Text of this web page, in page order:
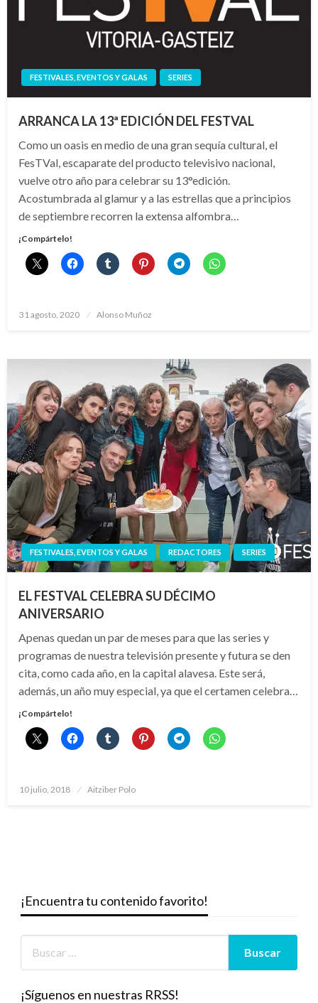
FESTIVALES, EVENTOS Y GALAS SERIES
ARRANCA LA 13ª EDICIÓN DEL FESTVAL
Como un oasis en medio de una gran sequía cultural, el
FesTVal, escaparate del producto televisivo nacional,
vuelve otro año para celebrar su 13°edición.
Acostumbrada al glamur y a las estrellas que a principios
de septiembre recorren la extensa alfombra…
¡Compártelo!
Publicado
31 agosto, 2020 Alonso Muñoz
FESTIVALES, EVENTOS Y GALAS REDACTORES SERIES
EL FESTVAL CELEBRA SU DÉCIMO
ANIVERSARIO
Apenas quedan un par de meses para que las series y
programas de nuestra televisión presente y futura se den
cita, como cada año, en la capital alavesa. Este será,
además, un año muy especial, ya que el certamen celebra…
¡Compártelo!
Publicado
10 julio, 2018 Aitziber Polo
¡Encuentra tu contenido favorito!
¡Síguenos en nuestras RRSS!